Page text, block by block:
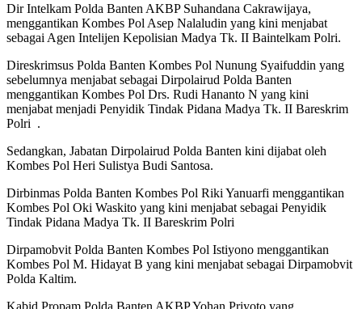
Dir Intelkam Polda Banten AKBP Suhandana Cakrawijaya,
menggantikan Kombes Pol Asep Nalaludin yang kini menjabat
sebagai Agen Intelijen Kepolisian Madya Tk. II Baintelkam Polri.
Direskrimsus Polda Banten Kombes Pol Nunung Syaifuddin yang
sebelumnya menjabat sebagai Dirpolairud Polda Banten
menggantikan Kombes Pol Drs. Rudi Hananto N yang kini
menjabat menjadi Penyidik Tindak Pidana Madya Tk. II Bareskrim
Polri .
Sedangkan, Jabatan Dirpolairud Polda Banten kini dijabat oleh
Kombes Pol Heri Sulistya Budi Santosa.
Dirbinmas Polda Banten Kombes Pol Riki Yanuarfi menggantikan
Kombes Pol Oki Waskito yang kini menjabat sebagai Penyidik
Tindak Pidana Madya Tk. II Bareskrim Polri
Dirpamobvit Polda Banten Kombes Pol Istiyono menggantikan
Kombes Pol M. Hidayat B yang kini menjabat sebagai Dirpamobvit
Polda Kaltim.
Kabid Propam Polda Banten AKBP Yohan Priyoto yang